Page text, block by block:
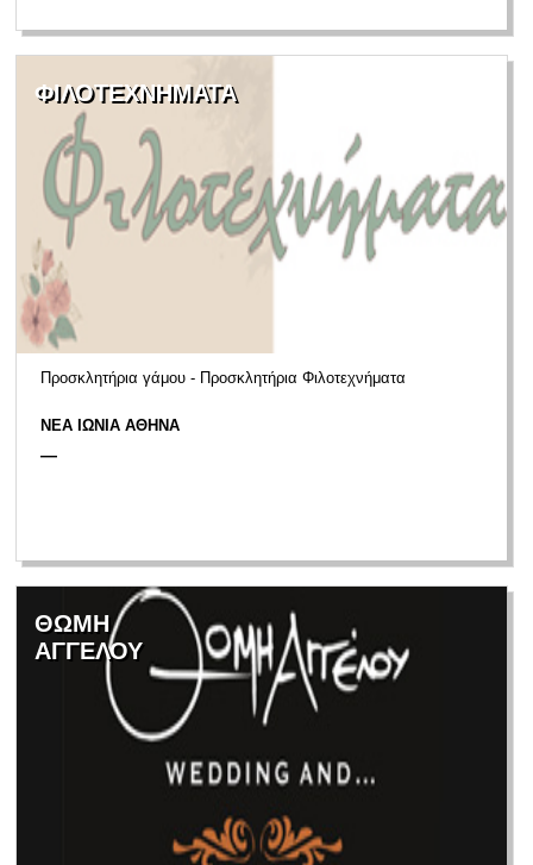
ΦΙΛΟΤΕΧΝΗΜΑΤΑ
Προσκλητήρια γάμου - Προσκλητήρια Φιλοτεχνήματα
ΝΕΑ ΙΩΝΙΑ ΑΘΗΝΑ
—
ΘΩΜΗ
ΑΓΓΕΛΟΥ